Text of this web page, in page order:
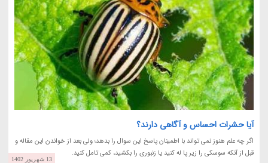
آیا حشرات احساس و آگاهی دارند؟
اگر چه علم هنوز نمی تواند با اطمینان پاسخ این سوال را بدهد؛ ولی بعد از خواندن این مقاله و
قبل از آنکه سوسکی را زیر پا له کنید یا زنبوری را بکشید، کمی تامل کنید.
13 شهریور 1402